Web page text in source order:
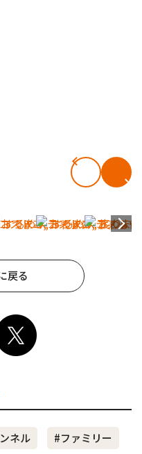
戻る
ネル
#ファミリー